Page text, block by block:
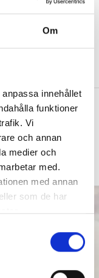
Om
innehållet
funktioner
Vi
och annan
medier och
med.
med annan
som de har
motvilja